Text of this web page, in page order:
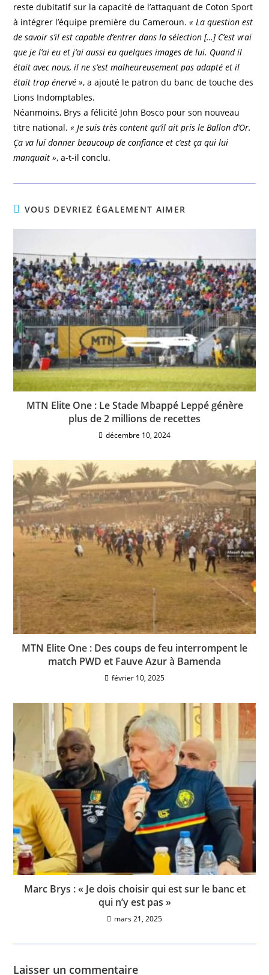
reste dubitatif sur la capacité de l’attaquant de Coton Sport
à intégrer l’équipe première du Cameroun.« La question est
de savoir s’il est capable d’entrer dans la sélection […] C’est vrai
que je l’ai eu et j’ai aussi eu quelques images de lui. Quand il
était avec nous, il ne s’est malheureusement pas adapté et il
était trop énervé », a ajouté le patron du banc de touche des
Lions Indomptables.
Néanmoins, Brys a félicité John Bosco pour son nouveau
titre national.« Je suis très content qu’il ait pris le Ballon d’Or.
Ça va lui donner beaucoup de confiance et c’est ça qui lui
manquait », a-t-il conclu.
VOUS DEVRIEZ ÉGALEMENT AIMER
MTN Elite One : Le Stade Mbappé Leppé génère
plus de 2 millions de recettes
décembre 10, 2024
MTN Elite One : Des coups de feu interrompent le
match PWD et Fauve Azur à Bamenda
février 10, 2025
Marc Brys : « Je dois choisir qui est sur le banc et
qui n’y est pas »
mars 21, 2025
Laisser un commentaire